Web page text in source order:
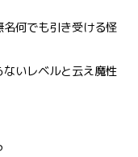
何でも引き受ける怪
いレベルと云え魔性